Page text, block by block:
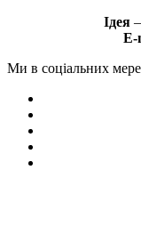
Ідея –
E-
Ми в соціальних